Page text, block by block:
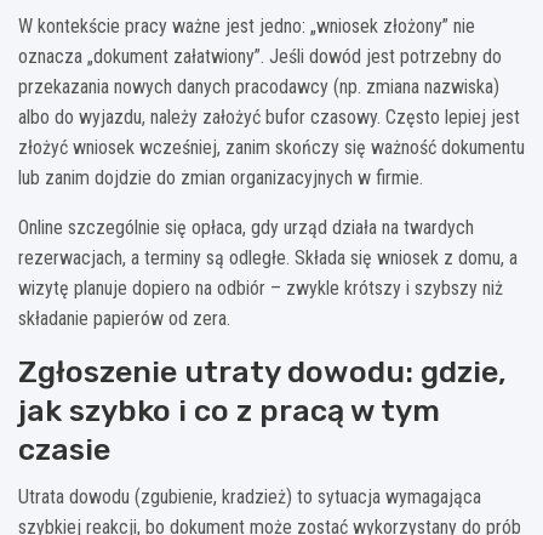
W kontekście pracy ważne jest jedno: „wniosek złożony” nie
oznacza „dokument załatwiony”. Jeśli dowód jest potrzebny do
przekazania nowych danych pracodawcy (np. zmiana nazwiska)
albo do wyjazdu, należy założyć bufor czasowy. Często lepiej jest
złożyć wniosek wcześniej, zanim skończy się ważność dokumentu
lub zanim dojdzie do zmian organizacyjnych w firmie.
Online szczególnie się opłaca, gdy urząd działa na twardych
rezerwacjach, a terminy są odległe. Składa się wniosek z domu, a
wizytę planuje dopiero na odbiór – zwykle krótszy i szybszy niż
składanie papierów od zera.
Zgłoszenie utraty dowodu: gdzie,
jak szybko i co z pracą w tym
czasie
Utrata dowodu (zgubienie, kradzież) to sytuacja wymagająca
szybkiej reakcji, bo dokument może zostać wykorzystany do prób